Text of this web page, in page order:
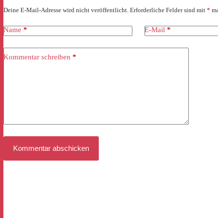
Deine E-Mail-Adresse wird nicht veröffentlicht. Erforderliche Felder sind mit *
Name * E-Mail *
Kommentar schreiben *
Kommentar abschicken